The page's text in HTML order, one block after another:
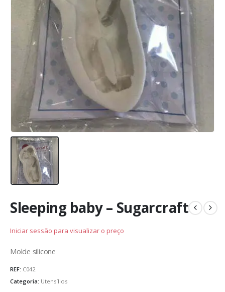
Sleeping baby – Sugarcraft
Iniciar sessão para visualizar o preço
Molde silicone
REF: C042
Categoria: Utensílios